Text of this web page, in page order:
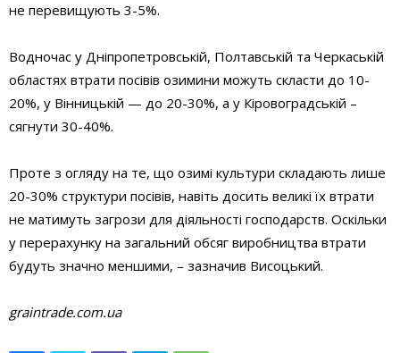
не перевищують 3-5%.
Водночас у Дніпропетровській, Полтавській та Черкаській
областях втрати посівів озимини можуть скласти до 10-
20%, у Вінницькій — до 20-30%, а у Кіровоградській –
сягнути 30-40%.
Проте з огляду на те, що озимі культури складають лише
20-30% структури посівів, навіть досить великі їх втрати
не матимуть загрози для діяльності господарств. Оскільки
у перерахунку на загальний обсяг виробництва втрати
будуть значно меншими, – зазначив Висоцький.
graintrade.com.ua